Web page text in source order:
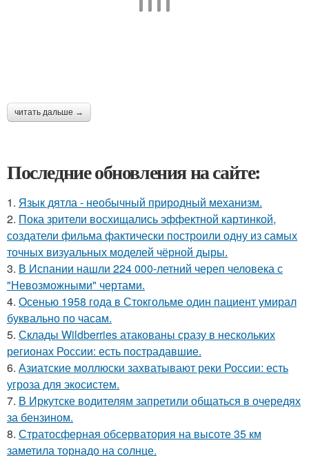
читать дальше →
Последние обновления на сайте:
1. Язык дятла - необычный природный механизм.
2. Пока зрители восхищались эффектной картинкой,
создатели фильма фактически построили одну из самых
точных визуальных моделей чёрной дыры.
3. В Испании нашли 224 000-летний череп человека с
"Невозможными" чертами.
4. Осенью 1958 года в Стокгольме один пациент умирал
буквально по часам.
5. Склады Wildberries атакованы сразу в нескольких
регионах России: есть пострадавшие.
6. Азиатские моллюски захватывают реки России: есть
угроза для экосистем.
7. В Иркутске водителям запретили общаться в очередях
за бензином.
8. Стратосферная обсерватория на высоте 35 км
заметила торнадо на солнце.